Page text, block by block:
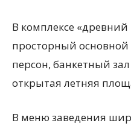
В комплексе «древний
просторный
персон, банкетный
открытая летняя
В меню заведения